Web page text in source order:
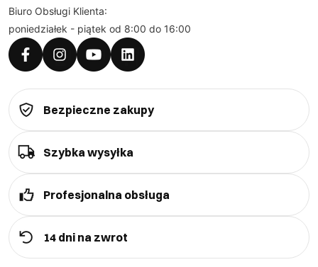
Biuro Obsługi Klienta:
poniedziałek - piątek od 8:00 do 16:00
Bezpieczne zakupy
Szybka wysyłka
Profesjonalna obsługa
14 dni na zwrot